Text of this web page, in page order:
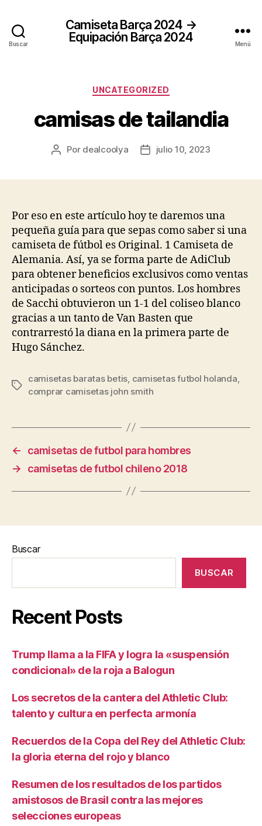
Buscar
Camiseta Barça 2024 →
Equipación Barça 2024
Menú
Categorías
UNCATEGORIZED
camisas de tailandia
Autor
Por dealcoolya
Fechajulio 10, 2023
Por eso en este artículo hoy te daremos una
pequeña guía para que sepas como saber si una
camiseta de fútbol es Original. 1 Camiseta de
Alemania. Así, ya se forma parte de AdiClub
para obtener beneficios exclusivos como ventas
anticipadas o sorteos con puntos. Los hombres
de Sacchi obtuvieron un 1-1 del coliseo blanco
gracias a un tanto de Van Basten que
contrarrestó la diana en la primera parte de
Hugo Sánchez.
Etiquetas
camisetas baratas betis camisetas futbol holanda
comprar camisetas john smith
←
camisetas de futbol para hombres
→
camisetas de futbol chileno 2018
Buscar
BUSCAR
Recent Posts
Trump llama a la FIFA y logra la «suspensión
condicional» de la roja a Balogun
Los secretos de la cantera del Athletic Club:
talento y cultura en perfecta armonía
Recuerdos de la Copa del Rey del Athletic Club:
la gloria eterna del rojo y blanco
Resumen de los resultados de los partidos
amistosos de Brasil contra las mejores
selecciones europeas